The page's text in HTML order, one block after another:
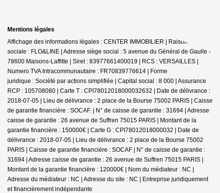
Mentions légales
Affichage des informations légales : CENTER IMMOBILIER | Raison
sociale : FLO&LINE | Adresse siège social : 5 avenue du Général de Gaulle -
78600 Maisons-Laffitte | Siret : 83977661400019 | RCS : VERSAILLES |
Numero TVA Intracommunautaire : FR70839776614 | Forme
juridique : Société par actions simplifiée | Capital social : 8 000 | Assurance
RCP : 105708080 | Carte T : CPI78012018000032632 | Date de délivrance :
2018-07-05 | Lieu de délivrance : 2 place de la Bourse 75002 PARIS | Caisse
de garantie financière : SOCAF. | N° de caisse de garantie : 31694 | Adresse
caisse de garantie : 26 avenue de Suffren 75015 PARIS | Montant de la
garantie financière : 150000€ | Carte G : CPI78012018000032 | Date de
délivrance : 2018-07-05 | Lieu de délivrance : 2 place de la Bourse 75002
PARIS | Caisse de garantie financière : SOCAF | N° de caisse de garantie :
31694 | Adresse caisse de garantie : 26 avenue de Suffren 75015 PARIS |
Montant de la garantie financière : 120000€ | Nom du médiateur : NC |
Adresse du médiateur : NC | Adresse du site : NC | Entreprise juridiquement
et financièrement indépendante